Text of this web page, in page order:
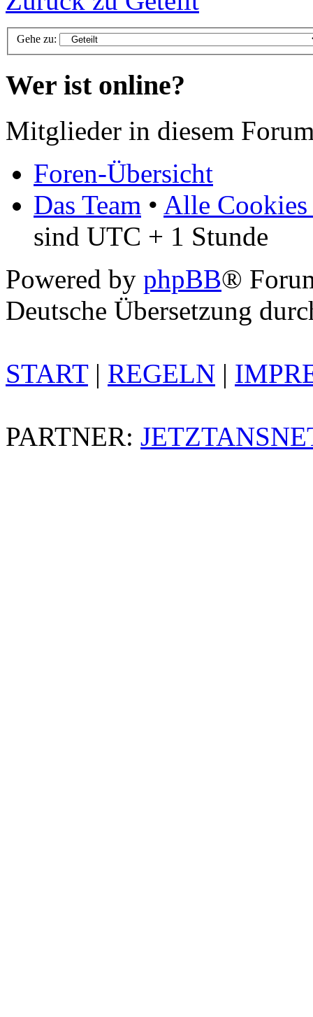
Gehe zu:
Wer ist online?
Mitglieder in diesem
Foren-Übersicht
Das Team • Alle Cookies
sind UTC + 1 Stunde
Powered by phpBB®
Deutsche Übersetzung
START| REGELN |
PARTNER: